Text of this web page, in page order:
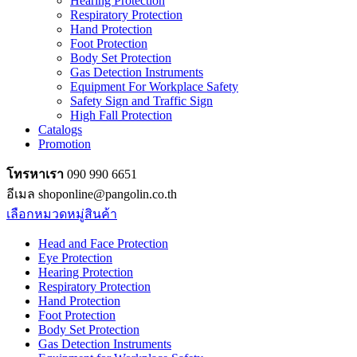
Respiratory Protection
Hand Protection
Foot Protection
Body Set Protection
Gas Detection Instruments
Equipment For Workplace Safety
Safety Sign and Traffic Sign
High Fall Protection
Catalogs
Promotion
โทรหาเรา 090 990 6651
อีเมล shoponline@pangolin.co.th
เลือกหมวดหมู่สินค้า
Head and Face Protection
Eye Protection
Hearing Protection
Respiratory Protection
Hand Protection
Foot Protection
Body Set Protection
Gas Detection Instruments